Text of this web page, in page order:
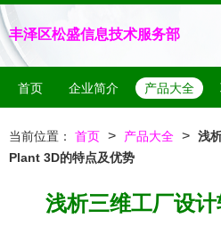
丰泽区松盛信息技术服务部
首页 企业简介 产品大全
当前位置： 首页 > 产品大全 > 浅
Plant 3D的特点及优势
浅析三维工厂设